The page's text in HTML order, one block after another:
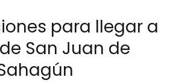
para llegar a
San Juan de